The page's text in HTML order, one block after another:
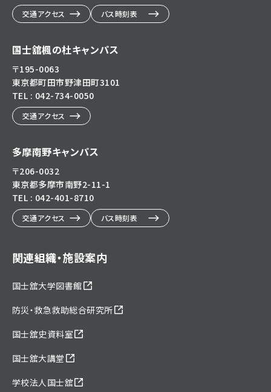
交通アクセス バス時刻表
国士舘楓の杜キャンパス
〒195-0063
東京都町田市野津田町3101
TEL : 042-734-0050
交通アクセス
多摩南野キャンパス
〒206-0032
東京都多摩市南野2-11-1
TEL : 042-401-8710
交通アクセス バス時刻表
関連組織・施設案内
国士舘大学図書館
防災・救急救助総合研究所
国士舘史資料室
国士舘大講堂
学校法人国士舘